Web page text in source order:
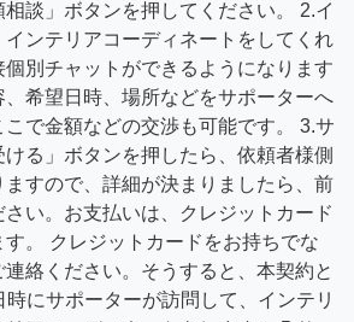
談」ボタンを押してください。 2.イ
インテリアコーディネートをしてくれ
別チャットができるようになります
希望日時、場所などをサポーターへ
で金額などの交渉も可能です。 3.サ
る」ボタンを押したら、依頼者様側
すので、詳細が決まりましたら、前
い。お支払いは、クレジットカード
。 クレジットカードをお持ちでな
絡ください。そうすると、本契約と
にサポーターが訪問して、インテリ